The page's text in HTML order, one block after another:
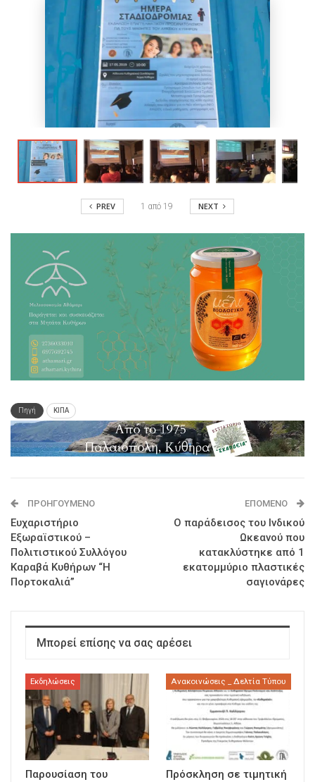
PREV 1 από 19 NEXT
Πηγή ΚΙΠΑ
ΠΡΟΗΓΟΎΜΕΝΟ
Ευχαριστήριο
Εξωραϊστικού –
Πολιτιστικού Συλλόγου
Καραβά Κυθήρων “Η
Πορτοκαλιά”
ΕΠΌΜΕΝΟ
Ο παράδεισος του Ινδικού
Ωκεανού που
κατακλύστηκε από 1
εκατομμύριο πλαστικές
σαγιονάρες
Μπορεί επίσης να σας αρέσει
Εκδηλώσεις
Παρουσίαση του
Ανακοινώσεις _ Δελτία Τύπου
Πρόσκληση σε τιμητική